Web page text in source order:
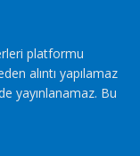
platformu
alıntı yapılamaz
yayınlanamaz. Bu